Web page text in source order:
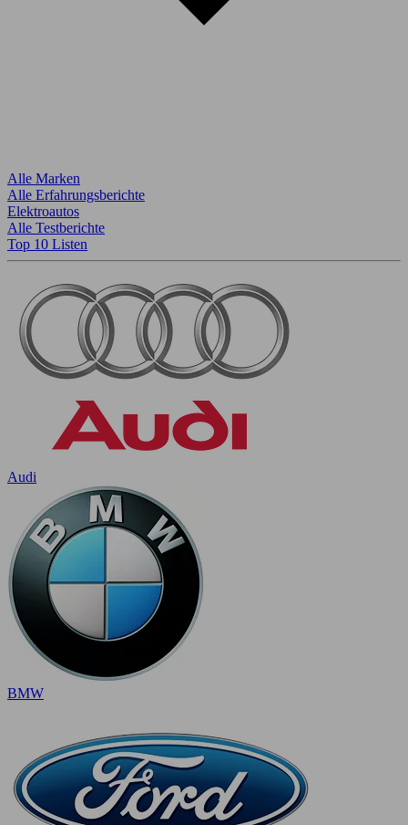
Alle Marken
Alle Erfahrungsberichte
Elektroautos
Alle Testberichte
Top 10 Listen
Audi
BMW